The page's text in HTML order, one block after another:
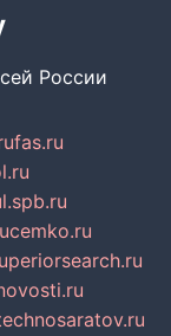
России
fas.ru
cemko.ru